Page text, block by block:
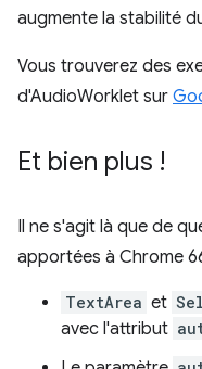
augmente la stabilité
Vous trouverez des
d'AudioWorklet sur
Et bien plus !
Il ne s'agit là que de
apportées à Chrome
TextArea et
avec l'attribut